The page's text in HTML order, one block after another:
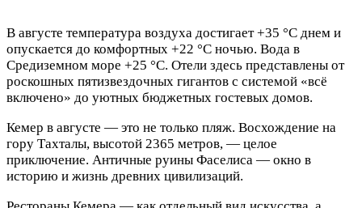
В августе температура воздуха достигает +35 °C днем и
опускается до комфортных +22 °C ночью. Вода в
Средиземном море +25 °C. Отели здесь представлены от
роскошных пятизвездочных гигантов с системой «всё
включено» до уютных бюджетных гостевых домов.
Кемер в августе — это не только пляж. Восхождение на
гору Тахталы, высотой 2365 метров, — целое
приключение. Античные руины Фаселиса — окно в
историю и жизнь древних цивилизаций.